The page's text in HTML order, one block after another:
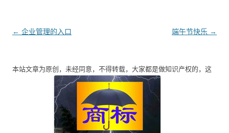
文
航
← 企业管理的入口 端午节快乐 →
本站文章为原创，未经同意，不得转载，大家都是做知识产权的，这